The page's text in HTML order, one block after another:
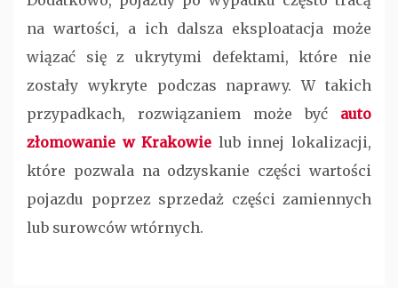
na wartości, a ich dalsza eksploatacja może
wiązać się z ukrytymi defektami, które nie
zostały wykryte podczas naprawy. W takich
przypadkach, rozwiązaniem może być auto
złomowanie w Krakowie lub innej lokalizacji,
które pozwala na odzyskanie części wartości
pojazdu poprzez sprzedaż części zamiennych
lub surowców wtórnych.